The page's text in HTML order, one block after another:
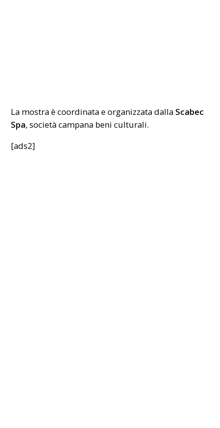
La mostra è coordinata e organizzata dalla Scabec
Spa, società campana beni culturali.
[ads2]